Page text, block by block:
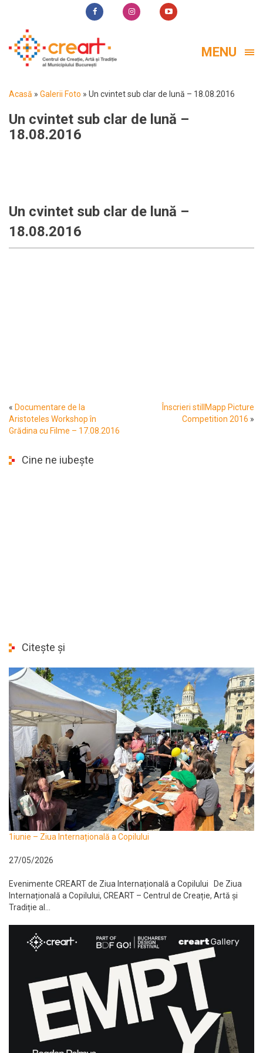
MENU
Acasă » Galerii Foto » Un cvintet sub clar de lună – 18.08.2016
Un cvintet sub clar de lună –
18.08.2016
Un cvintet sub clar de lună –
18.08.2016
« Documentare de la
Aristoteles Workshop în
Grădina cu Filme – 17.08.2016
Înscrieri stillMapp Picture
Competition 2016 »
Cine ne iubește
Citește și
1iunie – Ziua Internațională a Copilului
27/05/2026
Evenimente CREART de Ziua Internațională a Copilului De Ziua
Internațională a Copilului, CREART – Centrul de Creație, Artă și
Tradiție al...